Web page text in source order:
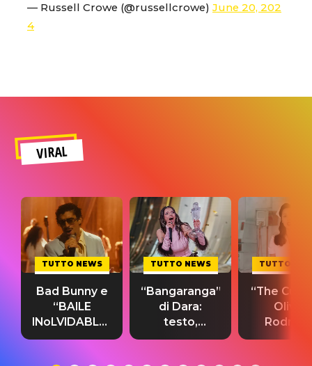
— Russell Crowe (@russellcrowe) June 20, 202
4
VIRAL
TUTTO NEWS
Bad Bunny e
“BAILE
INoLVIDABLE”:
testo,
TUTTO NEWS
“Bangaranga”
di Dara:
testo,
traduzione e
TUTTO
“The
Olivia
testo,